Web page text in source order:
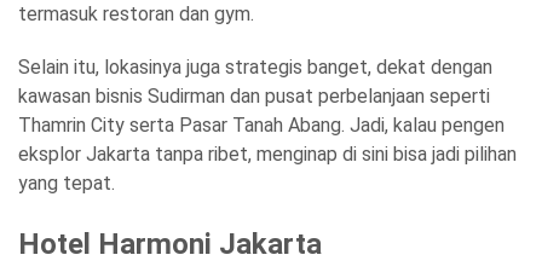
termasuk restoran dan gym.
Selain itu, lokasinya juga strategis banget, dekat dengan
kawasan bisnis Sudirman dan pusat perbelanjaan seperti
Thamrin City serta Pasar Tanah Abang. Jadi, kalau pengen
eksplor Jakarta tanpa ribet, menginap di sini bisa jadi pilihan
yang tepat.
Hotel Harmoni Jakarta